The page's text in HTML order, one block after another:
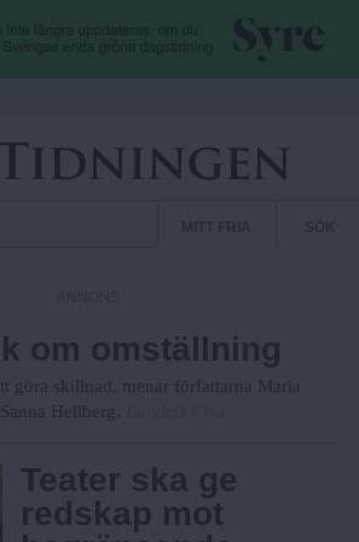
till huvudinnehåll
n
d
m
e
om omställning
göra skillnad, menar författarna Maria
Hellberg.
Teater ska ge
redskap mot